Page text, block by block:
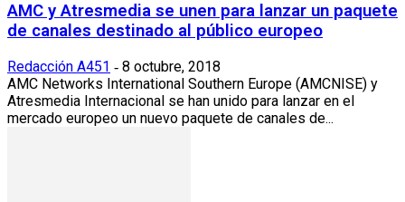
AMC y Atresmedia se unen para lanzar un paquete
de canales destinado al público europeo
Redacción A451 - 8 octubre, 2018
AMC Networks International Southern Europe (AMCNISE) y
Atresmedia Internacional se han unido para lanzar en el
mercado europeo un nuevo paquete de canales de...